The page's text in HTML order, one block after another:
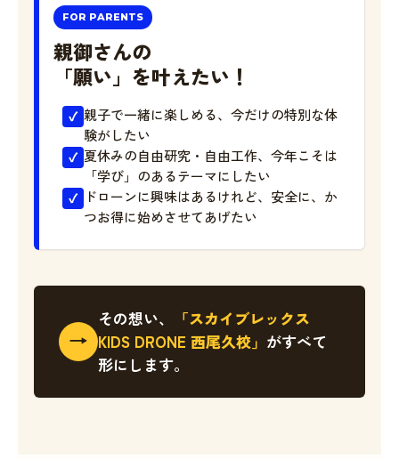
FOR PARENTS
親御さんの
「願い」を叶えたい！
親子で一緒に楽しめる、今だけの特別な体
験がしたい
夏休みの自由研究・自由工作、今年こそは
「学び」のあるテーマにしたい
ドローンに興味はあるけれど、安全に、か
つお得に始めさせてあげたい
→
その想い、
「スカイブレックス
KIDS DRONE 西尾久校」 がすべて
形にします。